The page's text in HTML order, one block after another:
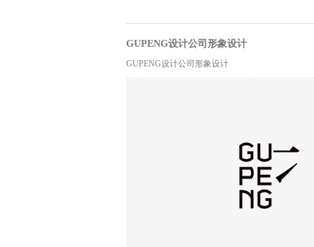
GUPENG设计公司形象设计
GUPENG设计公司形象设计